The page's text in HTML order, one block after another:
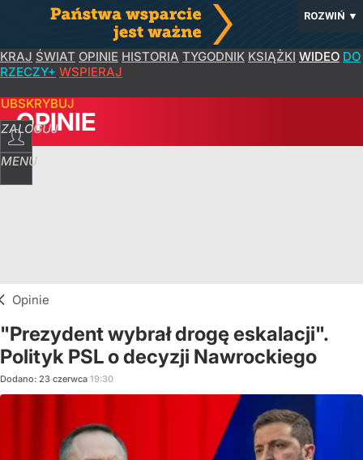
ROZWIŃ ▼
KRAJ ŚWIAT OPINIE HISTORIA TYGODNIK KSIĄŻKI WIDEO DO
RZECZY+ WSPIERAJ
ZALOGUJ
MENU
OPINIE
Opinie
"Prezydent wybrał drogę eskalacji".
Polityk PSL o decyzji Nawrockiego
Dodano: 23 czerwca 19:30